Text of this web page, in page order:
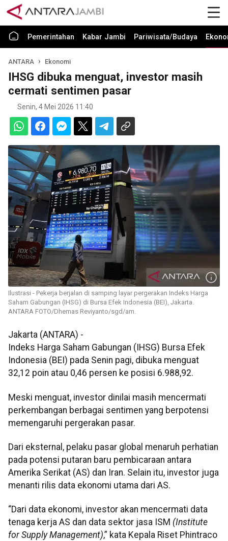
Pemerintahan Kabar Jambi Pariwisata/Budaya
ANTARA Ekonomi
IHSG dibuka menguat, investor masih
cermati sentimen pasar
Senin, 4 Mei 2026 11:40
Ilustrasi - Pekerja berjalan di samping layar pergerakan Indeks Harga
Saham Gabungan (IHSG) di Bursa Efek Indonesia (BEI), Jakarta.
ANTARA FOTO/Dhemas Reviyanto/sgd/am.
Jakarta (ANTARA) -
Indeks Harga Saham Gabungan (IHSG) Bursa Efek
Indonesia (BEI) pada Senin pagi, dibuka menguat
32,12 poin atau 0,46 persen ke posisi 6.988,92.
Meski menguat, investor dinilai masih mencermati
perkembangan berbagai sentimen yang berpotensi
memengaruhi pergerakan pasar.
Dari eksternal, pelaku pasar global menaruh perhatian
pada potensi putaran baru pembicaraan antara
Amerika Serikat (AS) dan Iran. Selain itu, investor juga
menanti rilis data ekonomi utama dari AS.
“Dari data ekonomi, investor akan mencermati data
tenaga kerja AS dan data sektor jasa ISM (Institute
for Supply Management),” kata Kepala Riset Phintraco